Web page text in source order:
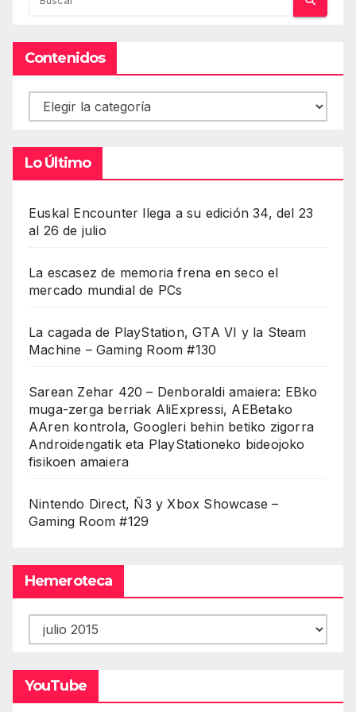
Contenidos
Contenidos
Lo Último
Euskal Encounter llega a su edición 34, del 23
al 26 de julio
La escasez de memoria frena en seco el
mercado mundial de PCs
La cagada de PlayStation, GTA VI y la Steam
Machine – Gaming Room #130
Sarean Zehar 420 – Denboraldi amaiera: EBko
muga-zerga berriak AliExpressi, AEBetako
AAren kontrola, Googleri behin betiko zigorra
Androidengatik eta PlayStationeko bideojoko
fisikoen amaiera
Nintendo Direct, Ñ3 y Xbox Showcase –
Gaming Room #129
Hemeroteca
Hemeroteca
YouTube